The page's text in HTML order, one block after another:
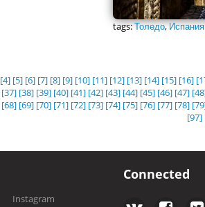
tags:Толедо,Испания
[4] [5] [6] [7] [8] [9] [10] [11] [12] [13] [14] [15] [16]
[37] [38] [39] [40] [41] [42] [43] [44] [45] [46] [47]
[68] [69] [70] [71] [72] [73] [74] [75] [76] [77] [78]
[97]
Instagram
Connected